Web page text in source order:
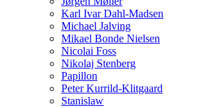
Karl Ivar Dahl-Madsen
Michael Jalving
Mikael Bonde Nielsen
Nicolai Foss
Nikolaj Stenberg
Papillon
Peter Kurrild-Klitgaard
Stanislaw